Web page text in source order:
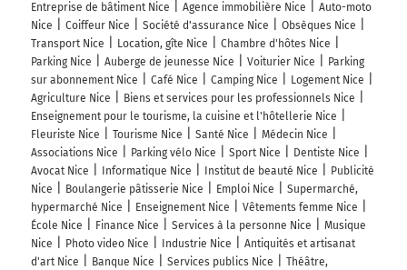
Entreprise de bâtiment Nice
Agence immobilière Nice
Auto-moto
Nice
Coiffeur Nice Société d'assurance Nice
Obsèques Nice
Transport Nice
Location, gîte Nice
Chambre d'hôtes Nice
Parking Nice
Auberge de jeunesse Nice Voiturier Nice
Parking
sur abonnement Nice
Café Nice Camping Nice
Logement Nice
Agriculture Nice
Biens et services pour les professionnels Nice
Enseignement pour le tourisme, la cuisine et l'hôtellerie Nice
Fleuriste Nice
Tourisme Nice Santé Nice
Médecin Nice
Associations Nice
Parking vélo Nice Sport Nice
Dentiste Nice
Avocat Nice
Informatique Nice Institut de beauté Nice
Publicité
Nice
Boulangerie pâtisserie Nice Emploi Nice
Supermarché,
hypermarché Nice
Enseignement Nice
Vêtements femme Nice
École Nice
Finance Nice Services à la personne Nice
Musique
Nice
Photo video Nice Industrie Nice
Antiquités et artisanat
d'art Nice
Banque Nice Services publics Nice
Théâtre,